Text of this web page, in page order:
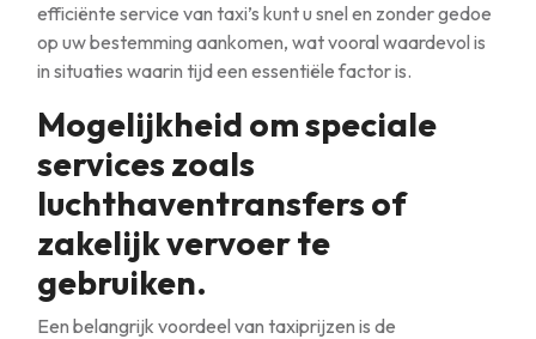
efficiënte service van taxi’s kunt u snel en zonder gedoe
op uw bestemming aankomen, wat vooral waardevol is
in situaties waarin tijd een essentiële factor is.
Mogelijkheid om speciale
services zoals
luchthaventransfers of
zakelijk vervoer te
gebruiken.
Een belangrijk voordeel van taxiprijzen is de